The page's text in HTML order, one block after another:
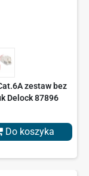
zestaw bez
Delock 87896
Do koszyka